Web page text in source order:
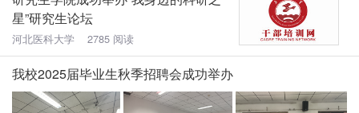
星”研究生论坛
河北医科大学 2785 阅读
我校2025届毕业生秋季招聘会成功举办